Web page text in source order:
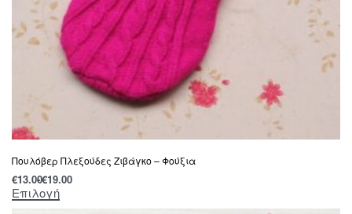
Πουλόβερ Πλεξούδες Ζιβάγκο – Φούξια
€13.00€19.00
Επιλογή